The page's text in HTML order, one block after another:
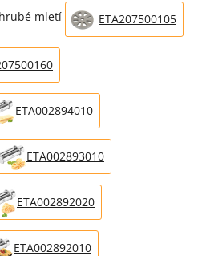
mletí ETA207500105
ETA002894010
ETA002893010
ETA002892020
ETA002892010